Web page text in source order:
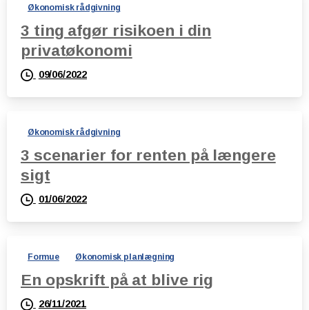
Økonomisk rådgivning
3 ting afgør risikoen i din
privatøkonomi
09/06/2022
Økonomisk rådgivning
3 scenarier for renten på længere
sigt
01/06/2022
Formue Økonomisk planlægning
En opskrift på at blive rig
26/11/2021